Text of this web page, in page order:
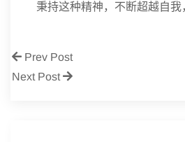
秉持这种精神，不断超越自我
Prev Post
Next Post